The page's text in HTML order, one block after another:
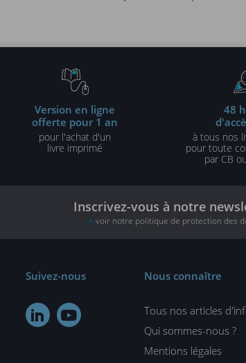
Version en ligne
offerte pour 1 an
pour l'achat d'un
livre imprimé
48
à tous nos
pour toute
par CB
Inscrivez-vous à notre
voir notre politique de protection des
Suivez-nous
 
Nous connaître
Tous nos articles
Qui sommes-nous ?
Mentions légales